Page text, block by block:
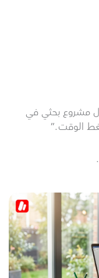
مشروع بحثي في
الوقت.”